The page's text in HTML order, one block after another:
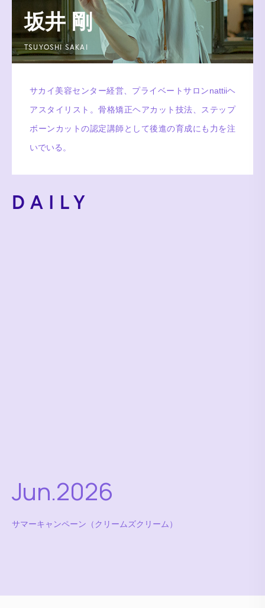
坂井 剛
TSUYOSHI SAKAI
サカイ美容センター経営、プライベートサロンnattiiヘ
アスタイリスト。骨格矯正ヘアカット技法、ステップ
ボーンカットの認定講師として後進の育成にも力を注
いでいる。
DAILY
Jun.2026
サマーキャンペーン（クリームズクリーム）